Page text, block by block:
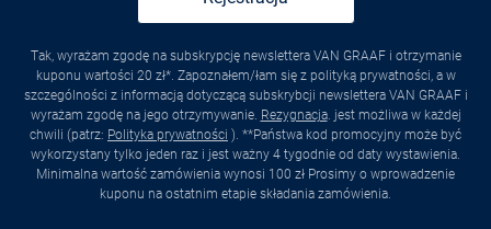
Tak, wyrażam zgodę na subskrypcję newslettera VAN GRAAF i otrzymanie
kuponu wartości 20 zł*. Zapoznałem/łam się z polityką prywatności, a w
szczególności z informacją dotyczącą subskrybcji newslettera VAN GRAAF i
wyrażam zgodę na jego otrzymywanie. Rezygnacja. jest możliwa w każdej
chwili (patrz: Polityka prywatności ). **Państwa kod promocyjny może być
wykorzystany tylko jeden raz i jest ważny 4 tygodnie od daty wystawienia.
Minimalna wartość zamówienia wynosi 100 zł Prosimy o wprowadzenie
kuponu na ostatnim etapie składania zamówienia.